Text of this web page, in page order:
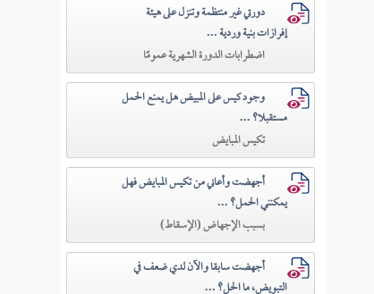
دورتي غير منتظمة وتنزل على هيئة
إفرازات بنية وردية ...
اضطرابات الدورة الشهرية عمومًا
وجود كيس على المبيض هل يمنع الحمل
مستقبلا؟ ...
تكيس المبايض
أجهضت وأعاني من تكيس المبايض فهل
يمكنني الحمل؟ ...
بسبب الإجهاض (الإسقاط)
أجهضت سابقا والآن لدي ضعف في
التبويض، ما الحل؟ ...